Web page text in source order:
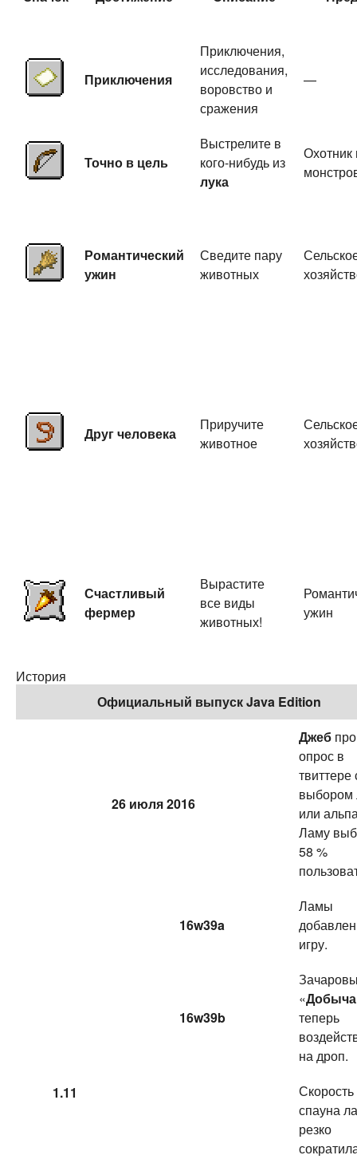
Приключения
Приключения,
исследования,
воровство и
сражения
—
Точно в цель
Выстрелите в
кого-нибудь из
лука
Охотник
Романтический
ужин
Сведите пару
животных
Друг человека
Приручите
животное
Счастливый
фермер
Вырастите
все виды
животных!
ужин
История
Официальный выпуск Java Edition
26 июля 2016
Джеб
опрос в
твиттере
или
Ламу
58 %
1.11
16w39a
Ламы
игру.
16w39b
«Добыча
теперь
на дроп.
Скорость
спауна
резко